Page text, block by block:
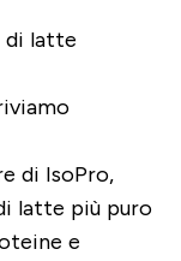
di IsoPro,
latte più puro
e